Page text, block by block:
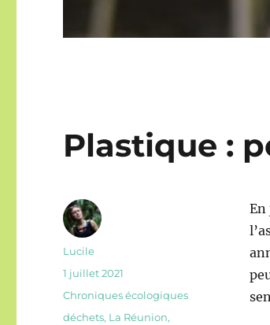
Plastique :
En
Auteur
Lucile
Publié
le
1 juillet 2021
Catégories
Chroniques écologiques
Étiquettes
déchets, La Réunion,